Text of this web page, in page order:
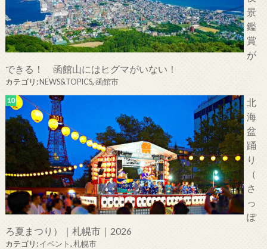
景
鑑
賞
が
できる！ 函館山にはヒグマがいない！
カテゴリ:NEWS&TOPICS,函館市
北
海
盆
踊
り
（
さ
っ
ぽ
ろ夏まつり）｜札幌市｜2026
カテゴリ:イベント,札幌市